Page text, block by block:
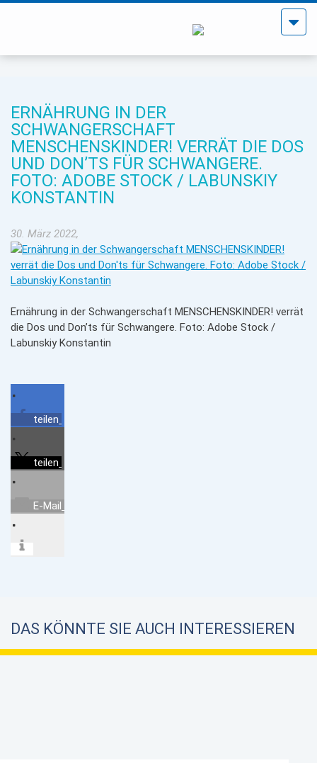
Menü
ERNÄHRUNG IN DER
SCHWANGERSCHAFT
MENSCHENSKINDER! VERRÄT DIE DOS
UND DON’TS FÜR SCHWANGERE.
FOTO: ADOBE STOCK / LABUNSKIY
KONSTANTIN
30. März 2022,
Ernährung in der Schwangerschaft MENSCHENSKINDER! verrät
die Dos und Don’ts für Schwangere. Foto: Adobe Stock /
Labunskiy Konstantin
teilen
teilen
E-Mail
DAS KÖNNTE SIE AUCH INTERESSIEREN